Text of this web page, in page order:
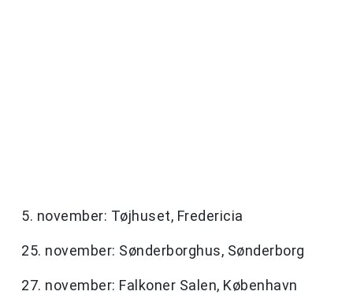
5. november: Tøjhuset, Fredericia
25. november: Sønderborghus, Sønderborg
27. november: Falkoner Salen, København